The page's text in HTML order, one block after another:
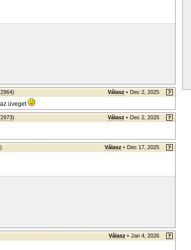
) Válasz • Dec 2, 2025
üveget
) Válasz • Dec 2, 2025
) Válasz • Dec 17, 2025
Válasz • Jan 4, 2026